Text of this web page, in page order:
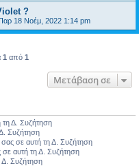
?
18 Νοέμ, 2022 1:14 pm
1 από 1
Μετάβαση σε
τη Δ. Συζήτηση
Συζήτηση
σας σε αυτή τη Δ. Συζήτηση
σε αυτή τη Δ. Συζήτηση
Δ. Συζήτηση